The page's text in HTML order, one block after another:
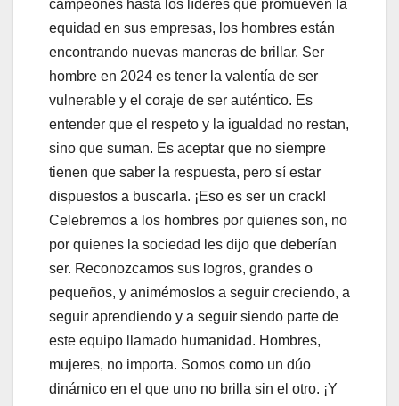
campeones hasta los líderes que promueven la
equidad en sus empresas, los hombres están
encontrando nuevas maneras de brillar. Ser
hombre en 2024 es tener la valentía de ser
vulnerable y el coraje de ser auténtico. Es
entender que el respeto y la igualdad no restan,
sino que suman. Es aceptar que no siempre
tienen que saber la respuesta, pero sí estar
dispuestos a buscarla. ¡Eso es ser un crack!
Celebremos a los hombres por quienes son, no
por quienes la sociedad les dijo que deberían
ser. Reconozcamos sus logros, grandes o
pequeños, y animémoslos a seguir creciendo, a
seguir aprendiendo y a seguir siendo parte de
este equipo llamado humanidad. Hombres,
mujeres, no importa. Somos como un dúo
dinámico en el que uno no brilla sin el otro. ¡Y